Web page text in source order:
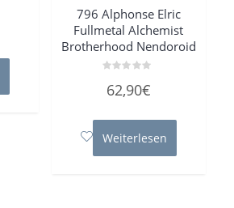
796 Alphonse Elric
Fullmetal Alchemist
Brotherhood Nendoroid
mit
5
62,90€
Weiterlesen